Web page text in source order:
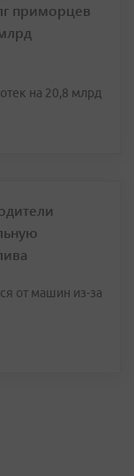
приморцев
на 20,8 млрд
от машин из-за